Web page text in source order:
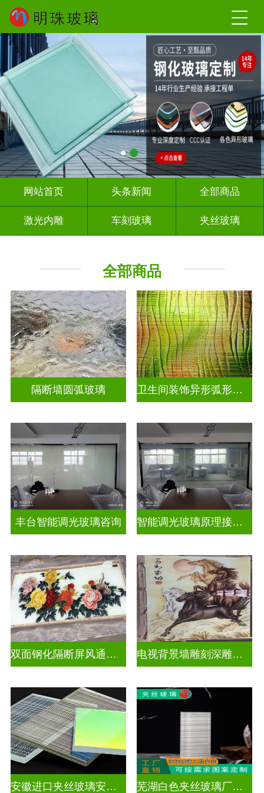
网站首页 头条新闻 全部商品
激光内雕 车刻玻璃 夹丝玻璃
工程玻璃
全部商品
隔断墙圆弧玻璃 卫生间装饰异形弧形玻璃
丰台智能调光玻璃咨询 智能调光玻璃原理接线图片
双面钢化隔断屏风通电深雕浮雕玻璃 电视背景墙雕刻深雕玻璃
安徽进口夹丝玻璃安装电话 芜湖白色夹丝玻璃厂家在哪里